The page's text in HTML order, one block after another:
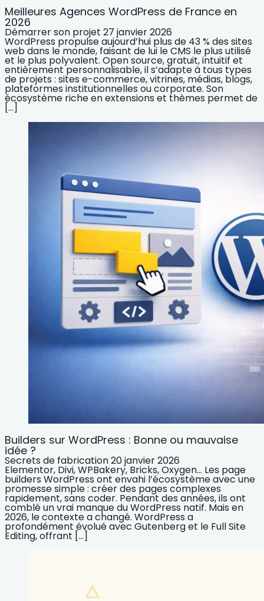
Meilleures Agences WordPress de France en
2026
Démarrer son projet 27 janvier 2026
WordPress propulse aujourd’hui plus de 43 % des sites
web dans le monde, faisant de lui le CMS le plus utilisé
et le plus polyvalent. Open source, gratuit, intuitif et
entièrement personnalisable, il s’adapte à tous types
de projets : sites e-commerce, vitrines, médias, blogs,
plateformes institutionnelles ou corporate. Son
écosystème riche en extensions et thèmes permet de
[…]
Builders sur WordPress : Bonne ou mauvaise
idée ?
Secrets de fabrication20 janvier 2026
Elementor, Divi, WPBakery, Bricks, Oxygen… Les page
builders WordPress ont envahi l’écosystème avec une
promesse simple : créer des pages complexes
rapidement, sans coder. Pendant des années, ils ont
comblé un vrai manque du WordPress natif. Mais en
2026, le contexte a changé. WordPress a
profondément évolué avec Gutenberg et le Full Site
Editing, offrant […]